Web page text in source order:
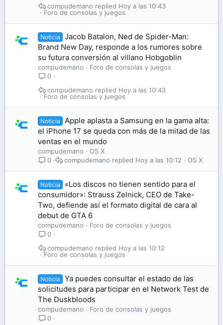
Foro de consolas y juegos
Hoy a las 10:43
compudemano
Noticia
Jacob Batalon, Ned de Spider-Man:
Brand New Day, responde a los rumores sobre
su futura conversión al villano Hobgoblin
compudemano
Foro de consolas y juegos
0
Foro de consolas y juegos
Hoy a las 10:43
compudemano
Noticia
Apple aplasta a Samsung en la gama alta:
el iPhone 17 se queda con más de la mitad de las
ventas en el mundo
compudemano
OS X
0
OS X
Hoy a las 10:12
compudemano
Noticia
«Los discos no tienen sentido para el
consumidor»: Strauss Zelnick, CEO de Take-
Two, defiende así el formato digital de cara al
debut de GTA 6
compudemano
Foro de consolas y juegos
0
Foro de consolas y juegos
Hoy a las 10:12
compudemano
Noticia
Ya puedes consultar el estado de las
solicitudes para participar en el Network Test de
The Duskbloods
compudemano
Foro de consolas y juegos
0